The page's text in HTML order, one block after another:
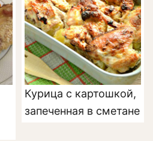
Курица с картошкой,
запеченная в сметане